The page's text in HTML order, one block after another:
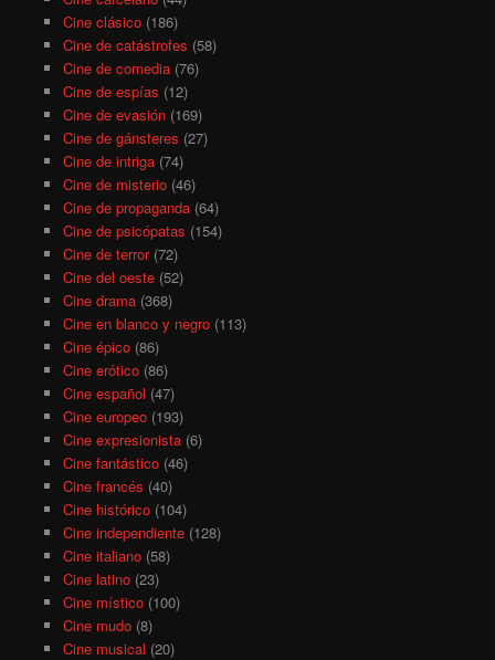
Cine clásico(186)
Cine de catástrofes (58)
Cine de comedia(76)
Cine de espías (12)
Cine de evasión(169)
Cine de gánsteres (27)
Cine de intriga(74)
Cine de misterio(46)
Cine de propaganda(64)
Cine de psicópatas (154)
Cine de terror(72)
Cine del oeste(52)
Cine drama(368)
Cine en blanco y negro(113)
Cine épico(86)
Cine erótico(86)
Cine español (47)
Cine europeo(193)
Cine expresionista(6)
Cine fantástico(46)
Cine francés (40)
Cine histórico(104)
Cine independiente(128)
Cine italiano(58)
Cine latino(23)
Cine místico(100)
Cine mudo(8)
Cine musical (20)